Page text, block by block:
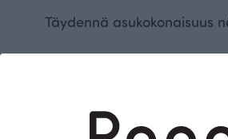
Täydennä asukokonaisuus